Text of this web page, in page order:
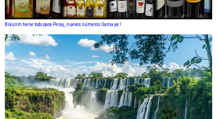
Bikurim tiene todo para Pesaj, nuevos números llama ya !